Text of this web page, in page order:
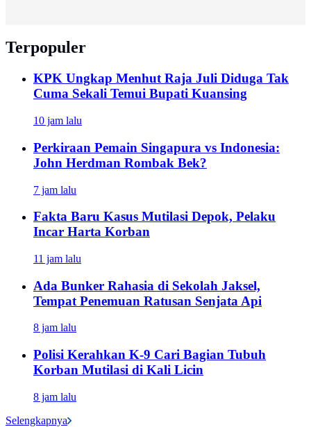
Terpopuler
KPK Ungkap Menhut Raja Juli Diduga Tak
Cuma Sekali Temui Bupati Kuansing
10 jam lalu
Perkiraan Pemain Singapura vs Indonesia:
John Herdman Rombak Bek?
7 jam lalu
Fakta Baru Kasus Mutilasi Depok, Pelaku
Incar Harta Korban
11 jam lalu
Ada Bunker Rahasia di Sekolah Jaksel,
Tempat Penemuan Ratusan Senjata Api
8 jam lalu
Polisi Kerahkan K-9 Cari Bagian Tubuh
Korban Mutilasi di Kali Licin
8 jam lalu
Selengkapnya